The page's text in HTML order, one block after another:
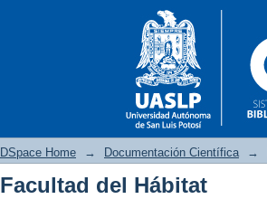
DSpace Home → Documentación Científica →
Facultad del Hábitat